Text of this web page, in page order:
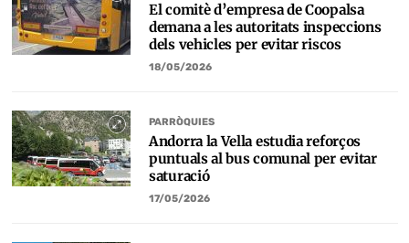
El comitè d’empresa de Coopalsa
demana a les autoritats inspeccions
dels vehicles per evitar riscos
18/05/2026
PARRÒQUIES
Andorra la Vella estudia reforços
puntuals al bus comunal per evitar
saturació
17/05/2026